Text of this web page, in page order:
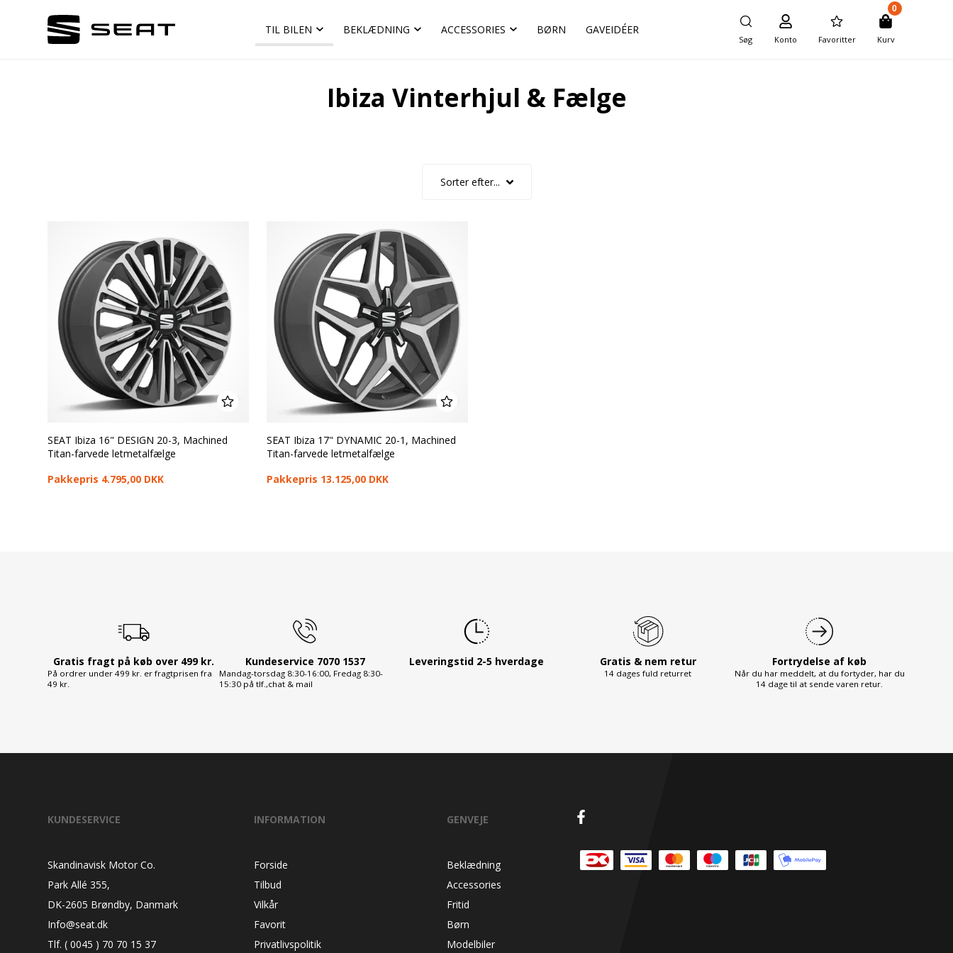
TIL BILEN BEKLÆDNING ACCESSORIES BØRN GAVEIDÉER
Søg Konto Favoritter
0
Kurv
Ibiza Vinterhjul & Fælge
SEAT Ibiza 16" DESIGN 20-3, Machined
Titan-farvede letmetalfælge
Pakkepris 4.795,00 DKK
SEAT Ibiza 17" DYNAMIC 20-1, Machined
Titan-farvede letmetalfælge
Pakkepris 13.125,00 DKK
Gratis fragt på køb over 499 kr.
På ordrer under 499 kr. er fragtprisen fra
49 kr.
Kundeservice 7070 1537
Mandag-torsdag 8:30-16:00, Fredag 8:30-
15:30 på tlf.,chat & mail
Leveringstid 2-5 hverdage Gratis & nem retur
14 dages fuld returret
Fortrydelse af køb
Når du har meddelt, at du fortyder, har du
14 dage til at sende varen retur.
KUNDESERVICE
Skandinavisk Motor Co.
Park Allé 355,
DK-2605 Brøndby, Danmark
Info@seat.dk
Tlf. ( 0045 ) 70 70 15 37
INFORMATION
Forside
Tilbud
Vilkår
Favorit
Privatlivspolitik
GENVEJE
Beklædning
Accessories
Fritid
Børn
Modelbiler